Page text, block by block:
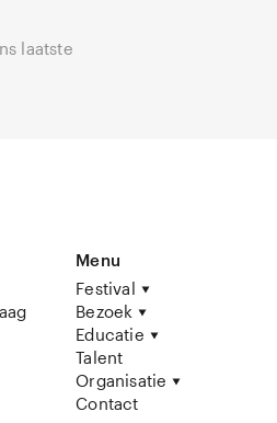
laatste
Menu
Festival
Bezoek
Educatie
Talent
Organisatie
Contact